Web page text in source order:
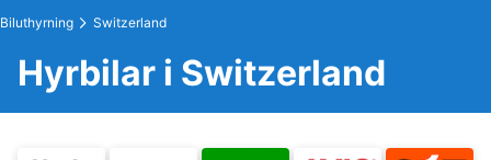
Biluthyrning Switzerland
Hyrbilar i Switzerland